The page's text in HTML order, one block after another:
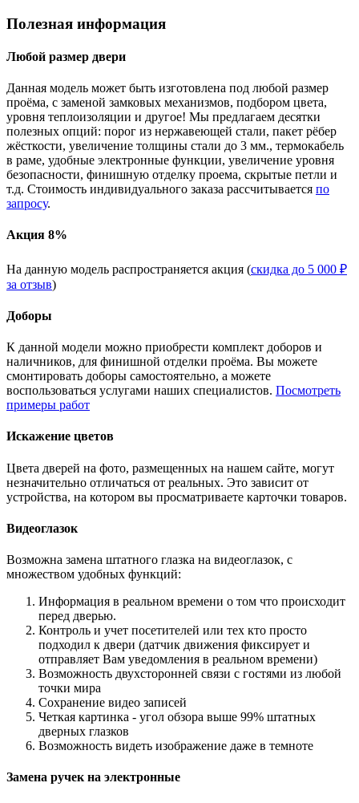
Полезная информация
Любой размер двери
Данная модель может быть изготовлена под любой размер
проёма, с заменой замковых механизмов, подбором цвета,
уровня теплоизоляции и другое! Мы предлагаем десятки
полезных опций: порог из нержавеющей стали, пакет рёбер
жёсткости, увеличение толщины стали до 3 мм., термокабель
в раме, удобные электронные функции, увеличение уровня
безопасности, финишную отделку проема, скрытые петли и
т.д. Стоимость индивидуального заказа рассчитывается по
запросу.
Акция 8%
На данную модель распространяется акция (скидка до 5 000 ₽
за отзыв)
Доборы
К данной модели можно приобрести комплект доборов и
наличников, для финишной отделки проёма. Вы можете
смонтировать доборы самостоятельно, а можете
воспользоваться услугами наших специалистов. Посмотреть
примеры работ
Искажение цветов
Цвета дверей на фото, размещенных на нашем сайте, могут
незначительно отличаться от реальных. Это зависит от
устройства, на котором вы просматриваете карточки товаров.
Видеоглазок
Возможна замена штатного глазка на видеоглазок, с
множеством удобных функций:
Информация в реальном времени о том что происходит
перед дверью.
Контроль и учет посетителей или тех кто просто
подходил к двери (датчик движения фиксирует и
отправляет Вам уведомления в реальном времени)
Возможность двухсторонней связи с гостями из любой
точки мира
Сохранение видео записей
Четкая картинка - угол обзора выше 99% штатных
дверных глазков
Возможность видеть изображение даже в темноте
Замена ручек на электронные